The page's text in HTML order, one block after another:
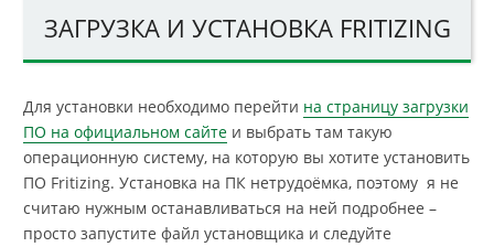
ЗАГРУЗКА И УСТАНОВКА FRITIZING
Для установки необходимо перейти на страницу загрузки
ПО на официальном сайте и выбрать там такую
операционную систему, на которую вы хотите установить
ПО Fritizing. Установка на ПК нетрудоёмка, поэтому я не
считаю нужным останавливаться на ней подробнее –
просто запустите файл установщика и следуйте